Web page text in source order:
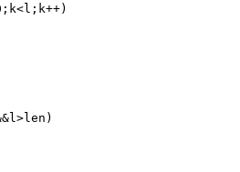
; k<l ; k++)
l>len )